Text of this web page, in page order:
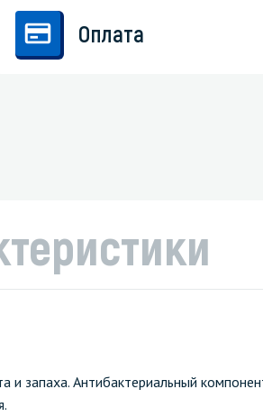
Оплата
запаха. Антибактериальный